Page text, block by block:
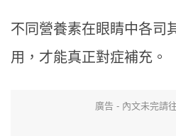
不同營養素在眼睛中各司
用，才能真正對症補充。
廣告 - 內文未完請